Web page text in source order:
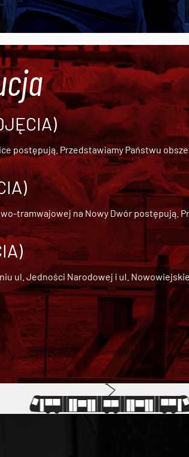
postępują. Przedstawiamy Państwu
tramwajowej na Nowy Dwórpostępują.
ul. Jedności Narodowej i ul. Nowowiejskiej